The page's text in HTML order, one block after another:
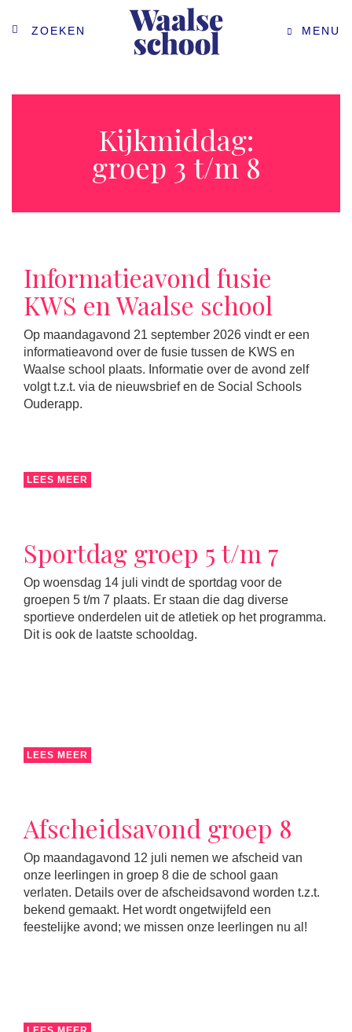
ZOEKEN MENU
Kijkmiddag:
groep 3 t/m 8
Informatieavond fusie
KWS en Waalse school
Op maandagavond 21 september 2026 vindt er een
informatieavond over de fusie tussen de KWS en
Waalse school plaats. Informatie over de avond zelf
volgt t.z.t. via de nieuwsbrief en de Social Schools
Ouderapp.
LEES MEER
Sportdag groep 5 t/m 7
Op woensdag 14 juli vindt de sportdag voor de
groepen 5 t/m 7 plaats. Er staan die dag diverse
sportieve onderdelen uit de atletiek op het programma.
Dit is ook de laatste schooldag.
LEES MEER
Afscheidsavond groep 8
Op maandagavond 12 juli nemen we afscheid van
onze leerlingen in groep 8 die de school gaan
verlaten. Details over de afscheidsavond worden t.z.t.
bekend gemaakt. Het wordt ongetwijfeld een
feestelijke avond; we missen onze leerlingen nu al!